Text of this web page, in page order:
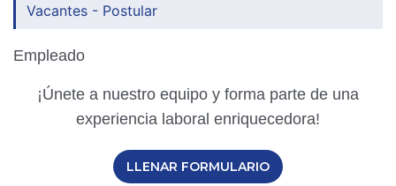
Vacantes - Postular
Empleado
¡Únete a nuestro equipo y forma parte de una
experiencia laboral enriquecedora!
LLENAR FORMULARIO